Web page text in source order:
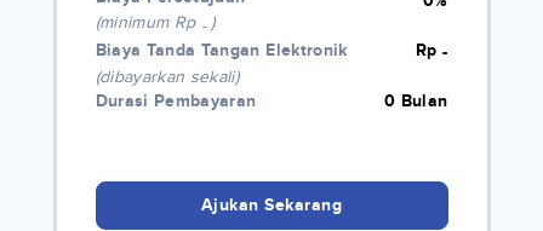
(minimum Rp -)
Biaya Tanda Tangan Elektronik
(dibayarkan sekali)
Rp-
Durasi Pembayaran 0 Bulan
Ajukan Sekarang